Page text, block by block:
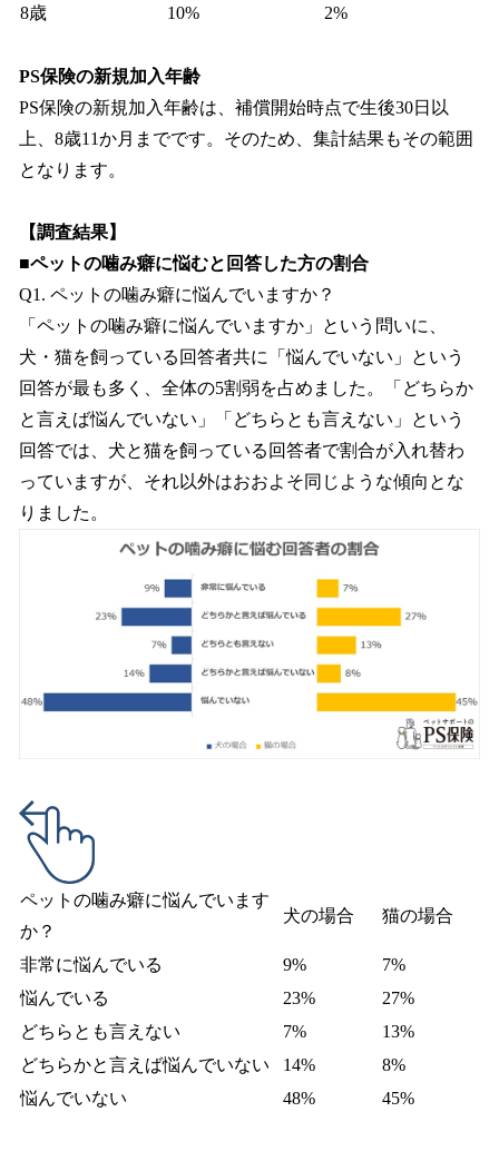
8歳 10% 2%
PS保険の新規加入年齢
PS保険の新規加入年齢は、補償開始時点で生後30日以
上、8歳11か月までです。そのため、集計結果もその範囲
となります。
【調査結果】
■ペットの噛み癖に悩むと回答した方の割合
Q1. ペットの噛み癖に悩んでいますか？
「ペットの噛み癖に悩んでいますか」という問いに、
犬・猫を飼っている回答者共に「悩んでいない」という
回答が最も多く、全体の5割弱を占めました。「どちらか
と言えば悩んでいない」「どちらとも言えない」という
回答では、犬と猫を飼っている回答者で割合が入れ替わ
っていますが、それ以外はおおよそ同じような傾向とな
りました。
ペットの噛み癖に悩んでいます
か？
犬の場合 猫の場合
非常に悩んでいる 9%
7%
悩んでいる
23%
27%
どちらとも言えない
7%
13%
どちらかと言えば悩んでいない
14%
8%
悩んでいない
48% 45%